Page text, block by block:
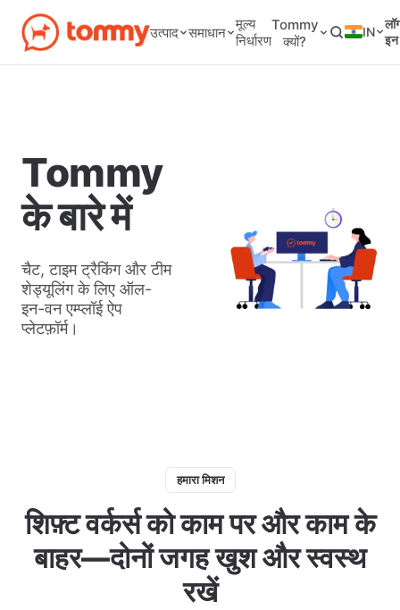
उत्पाद समाधान
मूल्य
निर्धारण
Tommy
क्यों?
IN
इन
Tommy
के बारे में
चैट, टाइम ट्रैकिंग और टीम
शेड्यूलिंग के लिए ऑल-
इन-वन एम्प्लॉई ऐप
प्लेटफ़ॉर्म।
हमारा मिशन
शिफ़्ट वर्कर्स को काम पर और काम के
बाहर—दोनों जगह खुश और स्वस्थ
रखें